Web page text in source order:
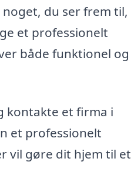
du ser frem til,
et professionelt
både funktionel og
kontakte et firma i
et professionelt
vil gøre dit hjem til et